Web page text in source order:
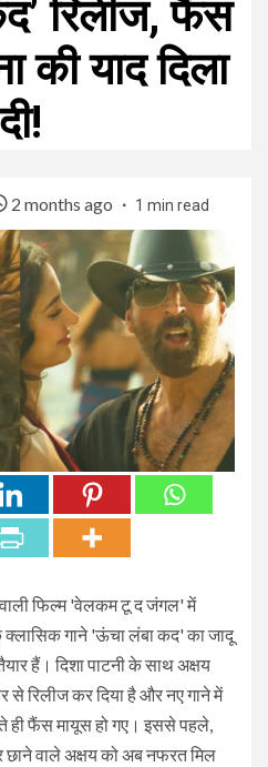
रिलीज, फैंस
की याद दिला
2 months ago 1 min read
फिल्म 'वेलकम टू द जंगल' में
गाने 'ऊंचा लंबा कद' का जादू
हैं। दिशा पाटनी के साथ अक्षय
से रिलीज कर दिया है और नए गाने में
ही फैंस मायूस हो गए। इससे पहले,
वाले अक्षय को अब नफरत मिल